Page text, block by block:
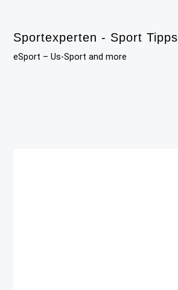
content
Sportexperten - Sport Tipps
eSport – Us-Sport and more